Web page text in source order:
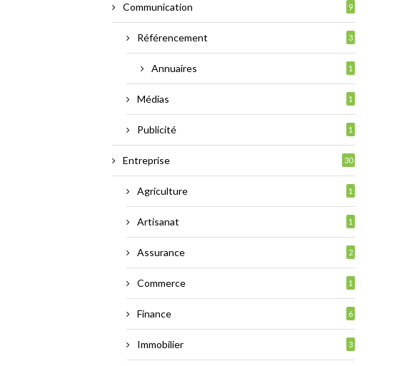
Communication 9
Référencement 3
Annuaires 1
Médias 1
Publicité 1
Entreprise 30
Agriculture 1
Artisanat 1
Assurance 2
Commerce 1
Finance 6
Immobilier 3